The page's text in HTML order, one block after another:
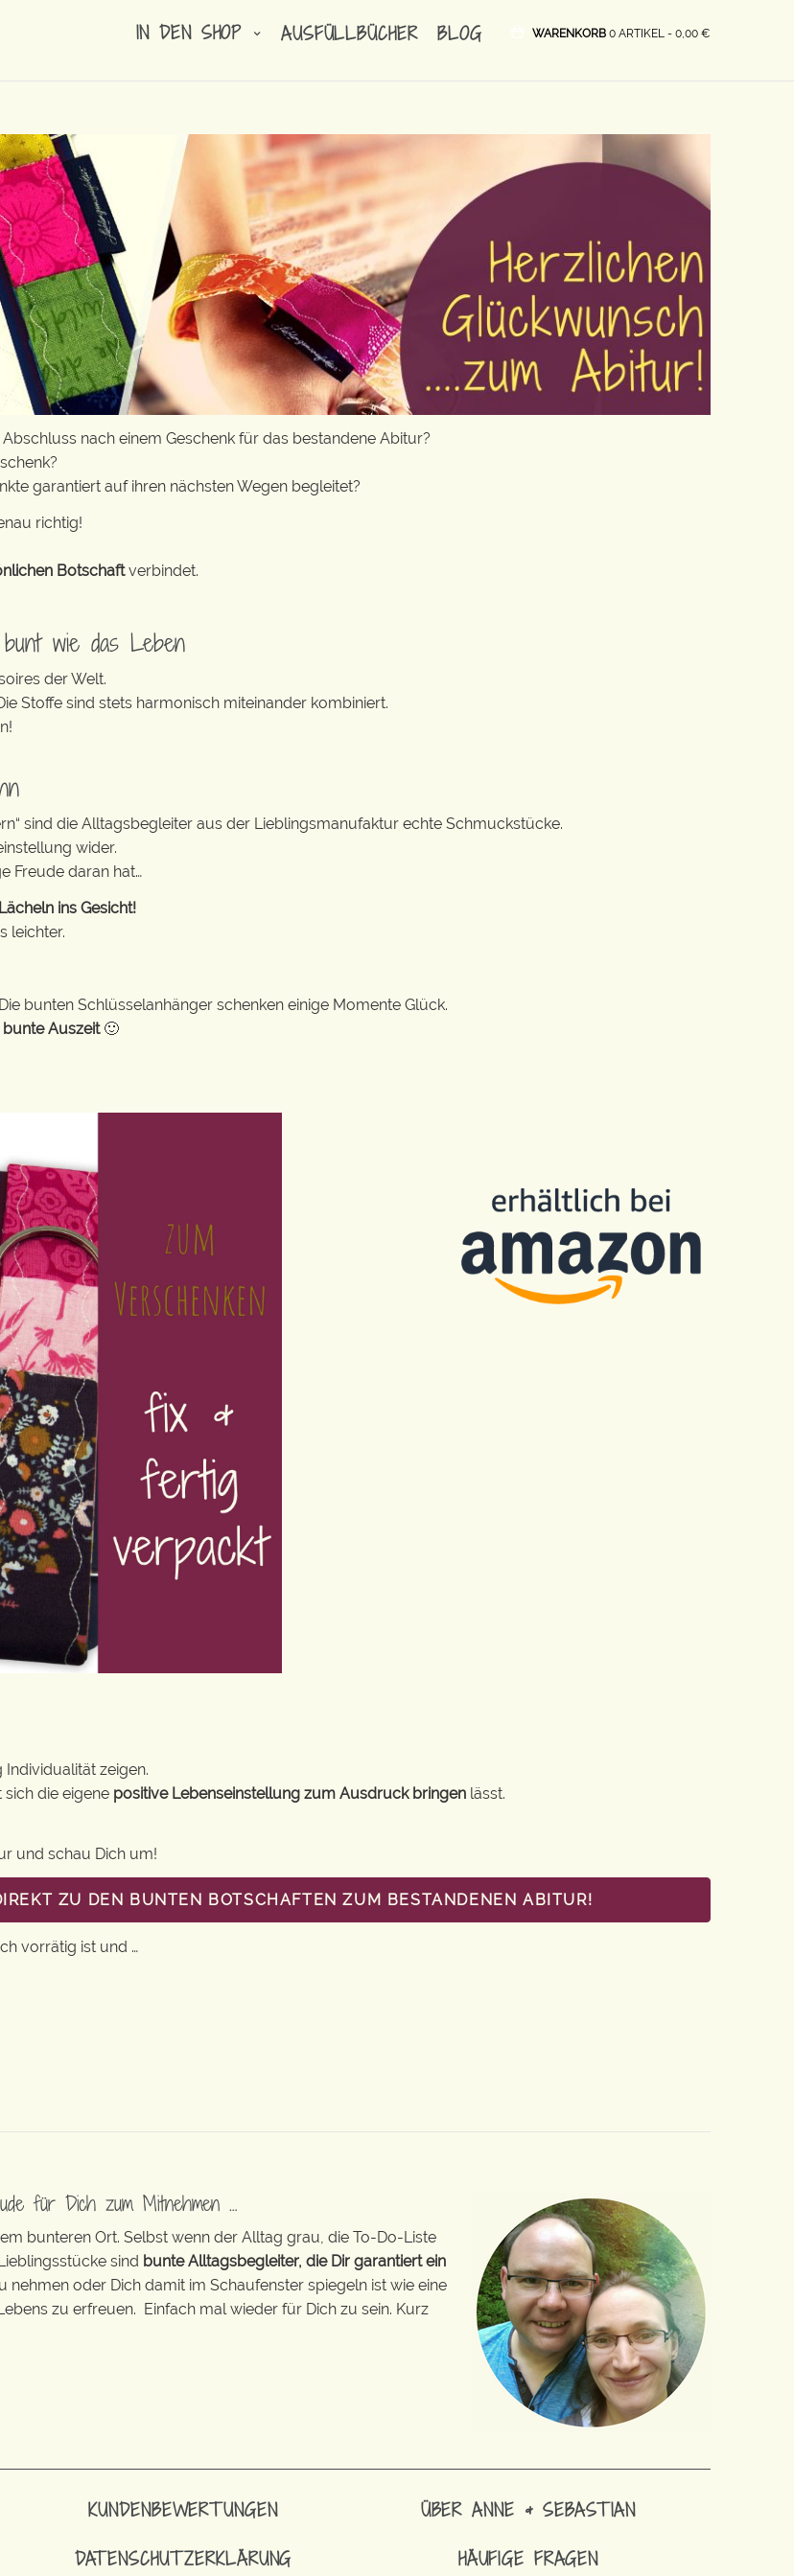
IN DEN SHOP AUSFÜLLBÜCHER BLOG WARENKORB 0 ARTIKEL - 0,00 €
nach einem Geschenk für das bestandene Abitur?
garantiert auf ihren nächsten Wegen begleitet?
richtig!
Botschaftverbindet.
wie das Leben
der Welt.
Stoffe sind stets harmonisch miteinander kombiniert.
sind die Alltagsbegleiter aus der Lieblingsmanufaktur echte Schmuckstücke.
wider.
Freude daran hat…
ins Gesicht!
leichter.
bunten Schlüsselanhänger schenken einige Momente Glück.
bunte Auszeit🙂
zeigen.
die eigene positive Lebenseinstellung zum Ausdruck bringen lässt.
und schau Dich um!
ZU DEN BUNTEN BOTSCHAFTEN ZUM BESTANDENEN ABITUR!
vorrätig ist und …
für Dich zum Mitnehmen …
bunteren Ort. Selbst wenn der Alltag grau, die To-Do-Liste
sind bunte Alltagsbegleiter, die Dir garantiert ein
nehmen oder Dich damit im Schaufenster spiegeln ist wie eine
zu erfreuen. Einfach mal wieder für Dich zu sein. Kurz
KUNDENBEWERTUNGEN
DATENSCHUTZERKLÄRUNG
ÜBER ANNE & SEBASTIAN
HÄUFIGE FRAGEN